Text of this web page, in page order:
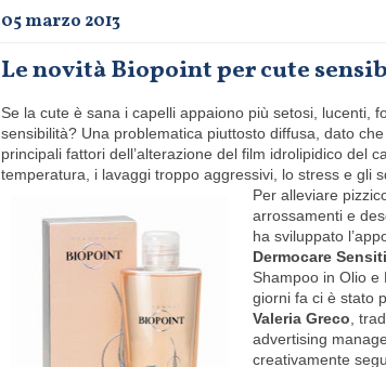
05 marzo 2013
Le novità Biopoint per cute
Se la cute è sana i capelli appaiono più setosi, lucenti,
sensibilità? Una problematica piuttosto diffusa, dato
principali fattori dell’alterazione del film idrolipidico del
temperatura, i lavaggi troppo aggressivi, lo stress e gli
Per alleviare
arrossamenti e
ha sviluppato
Dermocare
Shampoo in Olio e
giorni fa ci è stato
Valeria Greco ,
advertising
creativamente